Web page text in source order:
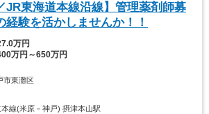
JR東海道本線沿線】管理薬剤師募
経験を活かしませんか！！
万円
万円～650万円
市東灘区
本線(米原－神戸) 摂津本山駅